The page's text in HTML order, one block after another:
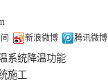
新浪微博 腾讯微博
系统降温功能
施工